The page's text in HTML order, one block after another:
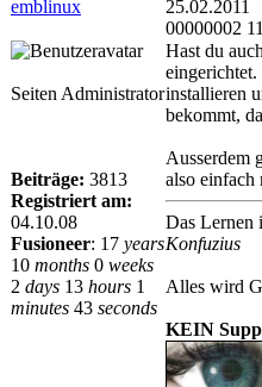
emblinux
25.02.2011
00000002
Seiten Administrator
Beiträge: 3813
Registriert am:
04.10.08
Fusioneer: 17 years
10 months 0 weeks
2 days 13 hours 1
minutes 43 seconds
Hast du
eingerichtet.
installieren
bekommt,
Ausserdem
also einfach
Das Lernen
Konfuzius
Alles wird
KEIN